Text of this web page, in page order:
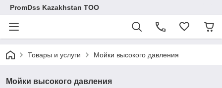
PromDss Kazakhstan TOO
Товары и услуги Мойки высокого давления
Мойки высокого давления